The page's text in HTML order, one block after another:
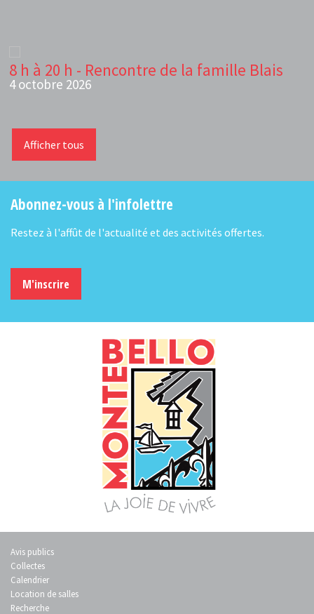
8 h à 20 h - Rencontre de la famille Blais
4 octobre 2026
Afficher tous
Abonnez-vous à l'infolettre
Restez à l'affût de l'actualité et des activités offertes.
M'inscrire
Avis publics
Collectes
Calendrier
Location de salles
Recherche